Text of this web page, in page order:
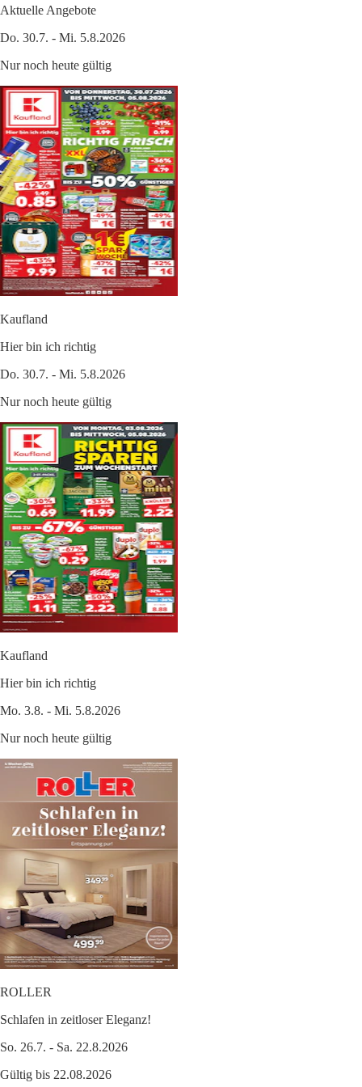
Aktuelle Angebote
Do. 30.7. - Mi. 5.8.2026
Nur noch heute gültig
Kaufland
Hier bin ich richtig
Do. 30.7. - Mi. 5.8.2026
Nur noch heute gültig
Kaufland
Hier bin ich richtig
Mo. 3.8. - Mi. 5.8.2026
Nur noch heute gültig
ROLLER
Schlafen in zeitloser Eleganz!
So. 26.7. - Sa. 22.8.2026
Gültig bis 22.08.2026